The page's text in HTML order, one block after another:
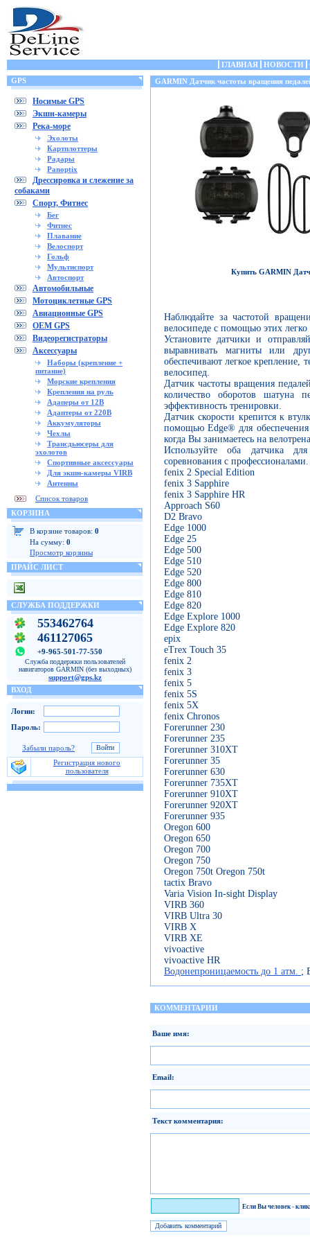
ГЛАВНАЯ НОВОСТИ
GPS
Носимые GPS
Экшн-камеры
Река-море
Эхолоты
Картплоттеры
Радары
Panoptix
Дрессировка и слежение за
собаками
Спорт, Фитнес
Бег
Фитнес
Плавание
Велоспорт
Гольф
Мультиспорт
Автоспорт
Автомобильные
Мотоциклетные GPS
Авиационные GPS
OEM GPS
Видеорегистраторы
Аксессуары
Наборы (крепление +
питание)
Морские крепления
Крепления на руль
Адаперы от 12В
Адаптеры от 220В
Аккумуляторы
Чехлы
Трансдьюсеры для
эхолотов
Спортивные аксессуары
Для экшн-камеры VIRB
Антенны
Список товаров
КОРЗИНА
В корзине товаров: 0
На сумму: 0
Просмотр корзины
ПРАЙС ЛИСТ
СЛУЖБА ПОДДЕРЖКИ
553462764
461127065
+9-965-501-77-550
Служба поддержки пользователей
навигаторов GARMIN (без выходных)
support@gps.kz
ВХОД
Логин:
Пароль:
Забыли пароль?
Регистрация нового
пользователя
GARMIN Датчик частоты вращения
Купить GARMIN
Наблюдайте за частотой
велосипеде с помощью этих
Установите датчики и
выравнивать магниты или
обеспечивают легкое крепление,
велосипед.
Датчик частоты вращения
количество оборотов
эффективность тренировки.
Датчик скорости крепится к
помощью Edge® для обеспечения
когда Вы занимаетесь на
Используйте оба датчика
соревнования с профессионалами.
fenix 2 Special Edition
fenix 3 Sapphire
fenix 3 Sapphire HR
Approach S60
D2 Bravo
Edge 1000
Edge 25
Edge 500
Edge 510
Edge 520
Edge 800
Edge 810
Edge 820
Edge Explore 1000
Edge Explore 820
epix
eTrex Touch 35
fenix 2
fenix 3
fenix 5
fenix 5S
fenix 5X
fenix Chronos
Forerunner 230
Forerunner 235
Forerunner 310XT
Forerunner 35
Forerunner 630
Forerunner 735XT
Forerunner 910XT
Forerunner 920XT
Forerunner 935
Oregon 600
Oregon 650
Oregon 700
Oregon 750
Oregon 750t Oregon 750t
tactix Bravo
Varia Vision In-sight Display
VIRB 360
VIRB Ultra 30
VIRB X
VIRB XE
vivoactive
vivoactive HR
Водонепроницаемость до 1 атм. ;
КОММЕНТАРИИ
Ваше имя:
Email:
Текст комментария:
Если Вы человек -